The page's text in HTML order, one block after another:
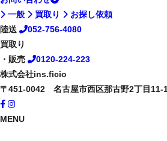
一般
買取り
お探し依頼
陸送
052-756-4080
買取り
・販売
0120-224-223
株式会社ins.ficio
〒451-0042 名古屋市西区那古野2丁目
MENU